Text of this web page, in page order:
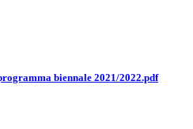
biennale 2021/2022.pdf